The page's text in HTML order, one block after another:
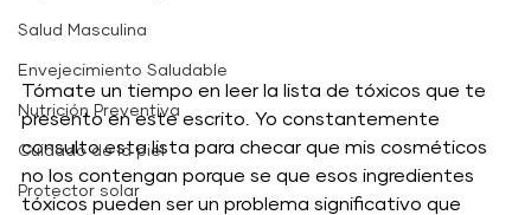
Salud Masculina
Envejecimiento Saludable
Nutrición Preventiva
Cuidado de la piel
Protector solar
Tómate un tiempo en leer la lista de tóxicos que te
presento en este escrito. Yo constantemente
consulto esta lista para checar que mis cosméticos
no los contengan porque se que esos ingredientes
tóxicos pueden ser un problema significativo que